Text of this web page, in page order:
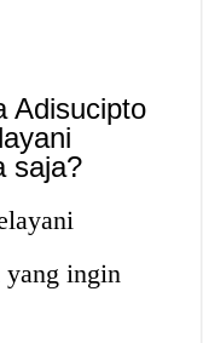
Adisucipto
saja?
yang ingin